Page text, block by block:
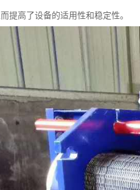
提高了设备的适用性和稳定性。